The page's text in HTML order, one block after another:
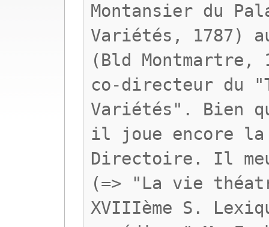
Montansier du
Variétés, 1787)
(Bld
co-directeur du
Variétés". Bien
il joue encore la
Directoire. Il
(=> "La vie
XVIIIème S.